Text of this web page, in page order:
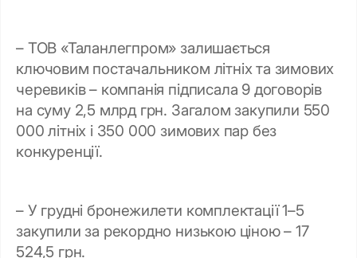
– ТОВ «Таланлегпром» залишається
ключовим постачальником літніх та зимових
черевиків – компанія підписала 9 договорів
на суму 2,5 млрд грн. Загалом закупили 550
000 літніх і 350 000 зимових пар без
конкуренції.
– У грудні бронежилети комплектації 1–5
закупили за рекордно низькою ціною – 17
524,5 грн.